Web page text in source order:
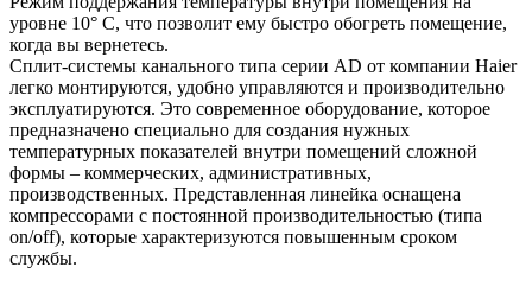
уровне 10° С, что позволит ему быстро обогреть помещение,
когда вы вернетесь.
Сплит-системы канального типа серии AD от компании Haier
легко монтируются, удобно управляются и производительно
эксплуатируются. Это современное оборудование, которое
предназначено специально для создания нужных
температурных показателей внутри помещений сложной
формы – коммерческих, административных,
производственных. Представленная линейка оснащена
компрессорами с постоянной производительностью (типа
on/off), которые характеризуются повышенным сроком
службы.